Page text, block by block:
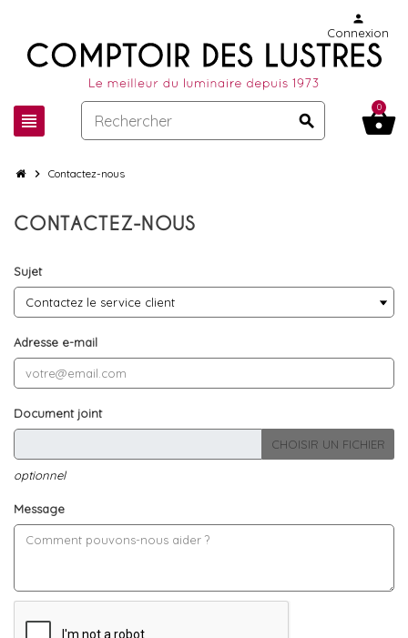
view_headline search
person
Connexion
shopping_basket
0
chevron_right Contactez-nous
CONTACTEZ-NOUS
Sujet
Adresse e-mail
Document joint
CHOISIR UN FICHIER
optionnel
Message